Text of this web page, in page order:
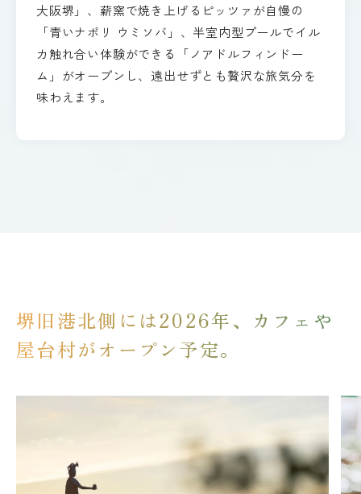
大阪堺」、薪窯で焼き上げるピッツァが自慢の
「青いナポリ ウミソバ」、半室内型プールでイル
カ触れ合い体験ができる「ノアドルフィンドー
ム」がオープンし、遠出せずとも贅沢な旅気分を
味わえます。
堺旧港北側には2026年、カフェや
屋台村がオープン予定。